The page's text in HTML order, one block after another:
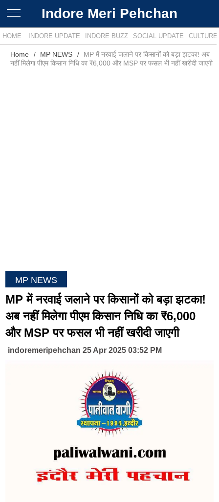
Indore Meri Pehchan
HOME INDORE UPDATE INDORE BUZZ SOCIAL UPDATE
Home MP NEWS
MP में नरवाई जलाने पर किसानों को बड़ा झटका! अब
नहीं मिलेगा पीएम किसान निधि का ₹6,000 और MSP पर फसल भी नहीं खरीदी जाएगी
MP NEWS
MP में नरवाई जलाने पर किसानों को बड़ा झटका!
अब नहीं मिलेगा पीएम किसान निधि का ₹6,000
और MSP पर फसल भी नहीं खरीदी जाएगी
indoremeripehchan 25 Apr 2025 03:52 PM